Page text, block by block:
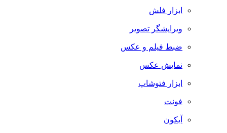
ابزار فلش
ویرایشگر تصویر
ضبط فيلم و عكس
نمایش عکس
ابزار فتوشاپ
فونت
آیکون